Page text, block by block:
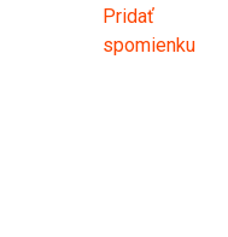
Pridať
spomienku